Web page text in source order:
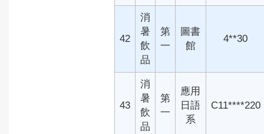
42
消
暑
飲
品
第
一
圖書
館
4**30
43
消
暑
飲
品
第
一
應用
日語
系
C11****220